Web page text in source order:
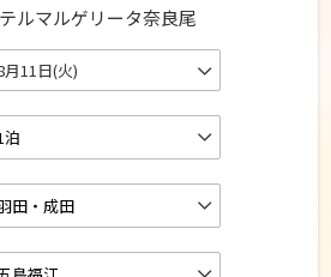
ルマルゲリータ奈良尾
月11日(火)